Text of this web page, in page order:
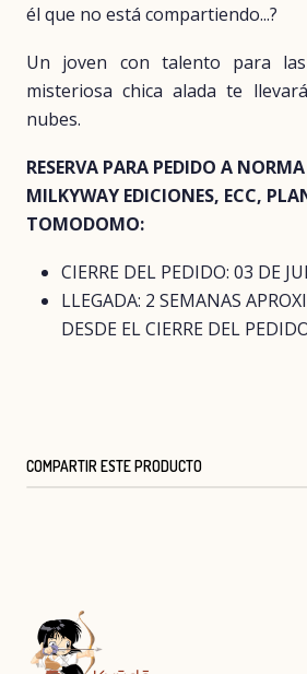
él que no está compartiendo...?
Un joven con talento para
misteriosa chica alada te
nubes.
RESERVA PARA PEDIDO A
MILKYWAY EDICIONES, ECC,
TOMODOMO:
CIERRE DEL PEDIDO: 03 DE
LLEGADA: 2 SEMANAS
DESDE EL CIERRE DEL
COMPARTIR ESTE PRODUCTO